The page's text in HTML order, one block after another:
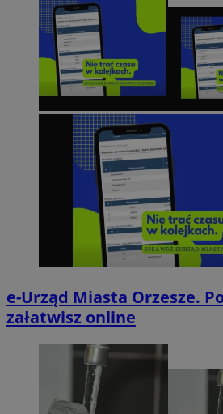
e-Urząd Miasta Orzesze.
załatwisz online